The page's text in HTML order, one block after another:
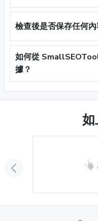
檢查後是否保存任何內
如何從
據？
如